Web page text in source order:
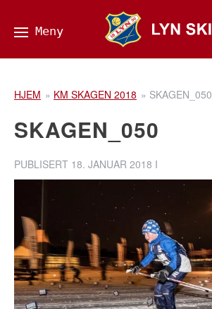
HJEM » KM SKAGEN 2018 » SKAGEN_050
SKAGEN_050
PUBLISERT 18. JANUAR 2018 I